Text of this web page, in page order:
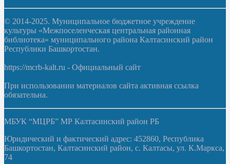
© 2014-2025. Муниципальное бюджетное учреждение
культуры «Межпоселенческая центральная районная
библиотека» муниципального района Калтасинский район
Республики Башкортостан.
https://mcrb-kalt.ru - Официальный сайт
При использовании материалов сайта активная ссылка
обязательна.
МБУК “МЦРБ” МР Калтасинский район РБ
Юридический и фактический адрес: 452860, Республика
Башкортостан, Калтасинский район, с. Калтасы, ул. К.Маркса,
74